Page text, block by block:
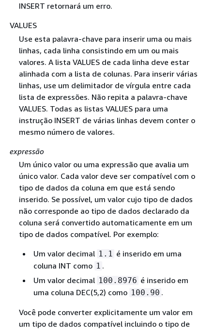
INSERT retornará um erro.
VALUES
Use esta palavra-chave para inserir uma ou mais
linhas, cada linha consistindo em um ou mais
valores. A lista VALUES de cada linha deve estar
alinhada com a lista de colunas. Para inserir várias
linhas, use um delimitador de vírgula entre cada
lista de expressões. Não repita a palavra-chave
VALUES. Todas as listas VALUES para uma
instrução INSERT de várias linhas devem conter o
mesmo número de valores.
expressão
Um único valor ou uma expressão que avalia um
único valor. Cada valor deve ser compatível com o
tipo de dados da coluna em que está sendo
inserido. Se possível, um valor cujo tipo de dados
não corresponde ao tipo de dados declarado da
coluna será convertido automaticamente em um
tipo de dados compatível. Por exemplo:
Um valor decimal 1.1 é inserido em uma
coluna INT como 1 .
Um valor decimal 100.8976 é inserido em
uma coluna DEC(5,2) como 100.90 .
Você pode converter explicitamente um valor em
um tipo de dados compatível incluindo o tipo de